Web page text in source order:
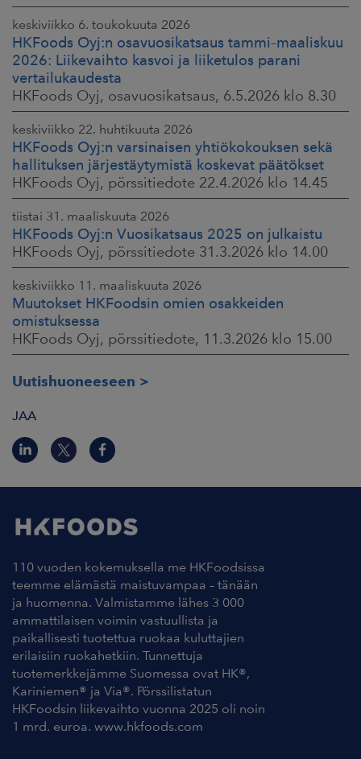
keskiviikko 6. toukokuuta 2026
HKFoods Oyj:n osavuosikatsaus tammi–maaliskuu
2026: Liikevaihto kasvoi ja liiketulos parani
vertailukaudesta
HKFoods Oyj, osavuosikatsaus, 6.5.2026 klo 8.30
keskiviikko 22. huhtikuuta 2026
HKFoods Oyj:n varsinaisen yhtiökokouksen sekä
hallituksen järjestäytymistä koskevat päätökset
HKFoods Oyj, pörssitiedote 22.4.2026 klo 14.45
tiistai 31. maaliskuuta 2026
HKFoods Oyj:n Vuosikatsaus 2025 on julkaistu
HKFoods Oyj, pörssitiedote 31.3.2026 klo 14.00
keskiviikko 11. maaliskuuta 2026
Muutokset HKFoodsin omien osakkeiden
omistuksessa
HKFoods Oyj, pörssitiedote, 11.3.2026 klo 15.00
Uutishuoneeseen
JAA
110 vuoden kokemuksella me HKFoodsissa
teemme elämästä maistuvampaa – tänään
ja huomenna. Valmistamme lähes 3 000
ammattilaisen voimin vastuullista ja
paikallisesti tuotettua ruokaa kuluttajien
erilaisiin ruokahetkiin. Tunnettuja
tuotemerkkejämme Suomessa ovat HK®,
Kariniemen® ja Via®. Pörssilistatun
HKFoodsin liikevaihto vuonna 2025 oli noin
1 mrd. euroa. www.hkfoods.com